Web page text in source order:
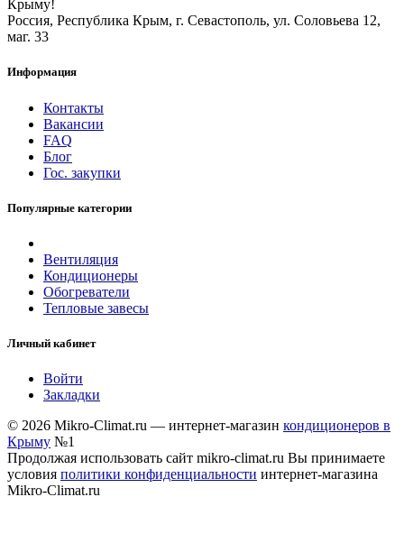
Крыму!
Россия, Республика Крым, г. Севастополь, ул. Соловьева 12,
маг. 33
Информация
Контакты
Вакансии
FAQ
Блог
Гос. закупки
Популярные категории
Вентиляция
Кондиционеры
Обогреватели
Тепловые завесы
Личный кабинет
Войти
Закладки
© 2026 Mikro-Climat.ru — интернет-магазин кондиционеров в
Крыму №1
Продолжая использовать сайт mikro-climat.ru Вы принимаете
условия политики конфиденциальности интернет-магазина
Mikro-Climat.ru